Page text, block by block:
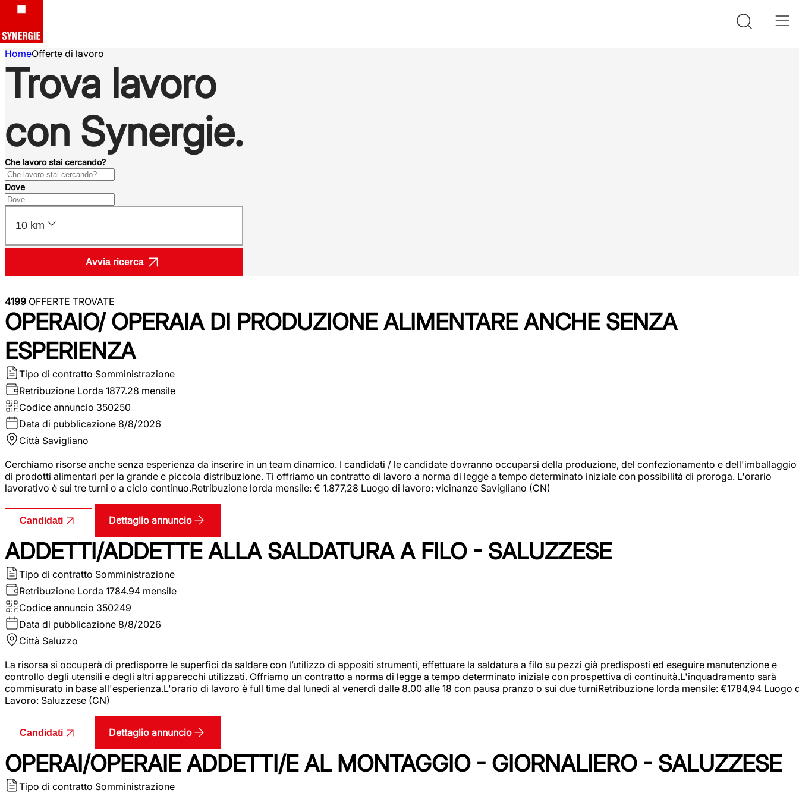
HomeOfferte di lavoro
Trova lavoro
con Synergie.
Che lavoro stai cercando?
Dove
10 km
Avvia ricerca
4199 OFFERTE TROVATE
OPERAIO/ OPERAIA DI PRODUZIONE ALIMENTARE ANCHE SENZA
ESPERIENZA
Tipo di contratto Somministrazione
Retribuzione Lorda 1877.28 mensile
Codice annuncio 350250
Data di pubblicazione 8/8/2026
Città Savigliano
Cerchiamo risorse anche senza esperienza da inserire in un team dinamico. I candidati / le candidate dovranno occuparsi della produzione, del confezionamento e dell'imballaggio
di prodotti alimentari per la grande e piccola distribuzione. Ti offriamo un contratto di lavoro a norma di legge a tempo determinato iniziale con possibilità di proroga. L'orario
lavorativo è sui tre turni o a ciclo continuo.Retribuzione lorda mensile: € 1.877,28 Luogo di lavoro: vicinanze Savigliano (CN)
Candidati Dettaglio annuncio
ADDETTI/ADDETTE ALLA SALDATURA A FILO - SALUZZESE
Tipo di contratto Somministrazione
Retribuzione Lorda 1784.94 mensile
Codice annuncio 350249
Data di pubblicazione 8/8/2026
Città Saluzzo
La risorsa si occuperà di predisporre le superfici da saldare con l’utilizzo di appositi strumenti, effettuare la saldatura a filo su pezzi già predisposti ed eseguire manutenzione e
controllo degli utensili e degli altri apparecchi utilizzati. Offriamo un contratto a norma di legge a tempo determinato iniziale con prospettiva di continuità.L'inquadramento sarà
commisurato in base all'esperienza.L'orario di lavoro è full time dal lunedì al venerdì dalle 8.00 alle 18 con pausa pranzo o sui due turniRetribuzione lorda mensile: €1784,94 Luogo
Lavoro: Saluzzese (CN)
Candidati Dettaglio annuncio
OPERAI/OPERAIE ADDETTI/E AL MONTAGGIO - GIORNALIERO - SALUZZESE
Tipo di contratto Somministrazione